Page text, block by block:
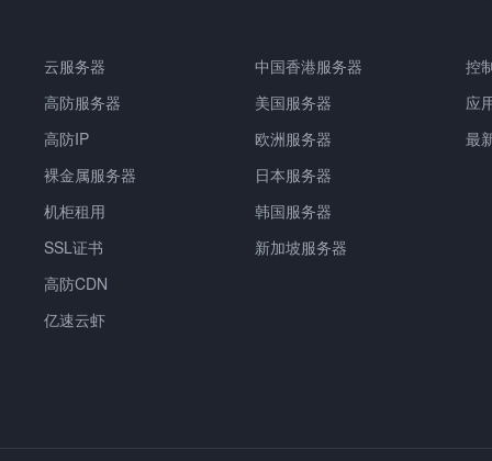
云服务器
高防服务器
高防IP
裸金属服务器
机柜租用
SSL证书
高防CDN
亿速云虾
中国香港服务器
美国服务器
欧洲服务器
日本服务器
韩国服务器
新加坡服务器
控
应
最